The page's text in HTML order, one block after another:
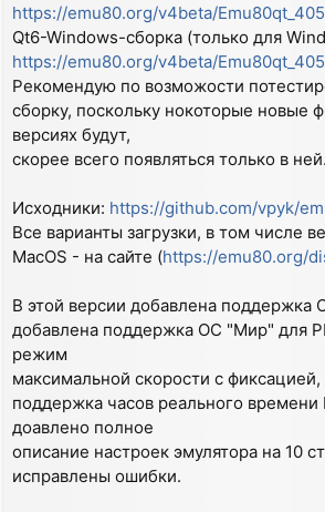
https://emu80.org/v4beta/
Qt6-Windows-сборка (только для
https://emu80.org/v4beta/
Рекомендую по возможости
сборку, поскольку нокоторые новые
версиях будут,
скорее всего появляться только в ней.
Исходники: https://github.com/vpyk/
Все варианты загрузки, в том числе
MacOS - на сайте (https://emu80.org/
В этой версии добавлена поддержка
добавлена поддержка ОС "Мир" для
режим
максимальной скорости с
поддержка часов реального времени
доавлено полное
описание настроек эмулятора на 10
исправлены ошибки.